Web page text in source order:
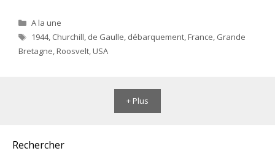
Catégories
A la une
Étiquettes
1944, Churchill, de Gaulle, débarquement,France, Grande
Bretagne,Roosvelt,USA
+ Plus
Rechercher